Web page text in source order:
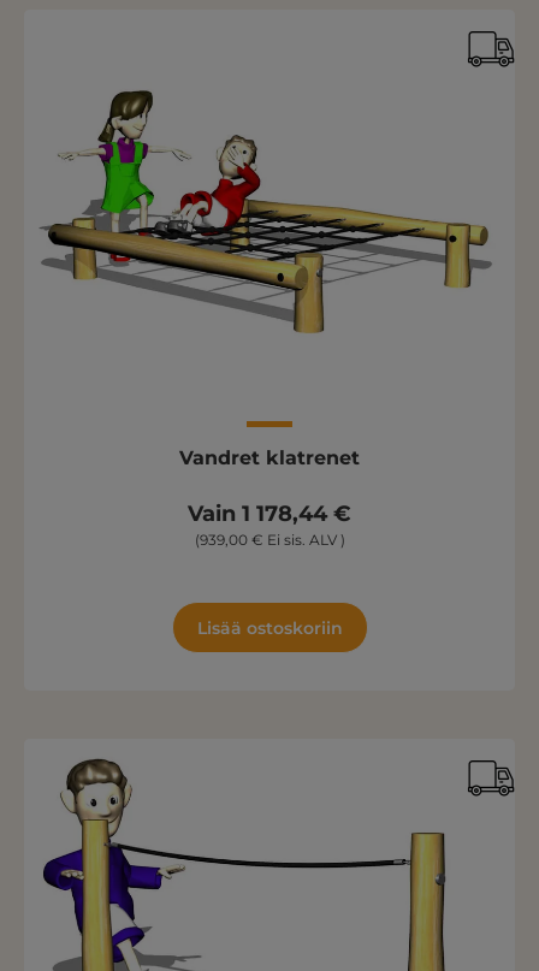
Vandret klatrenet
Vain 1 178,44 €
(939,00 € Ei sis. ALV )
Lisää ostoskoriin